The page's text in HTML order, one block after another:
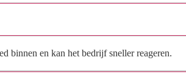
binnen en kan het bedrijf sneller reageren.